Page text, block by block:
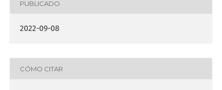
PUBLICADO
2022-09-08
CÓMO CITAR